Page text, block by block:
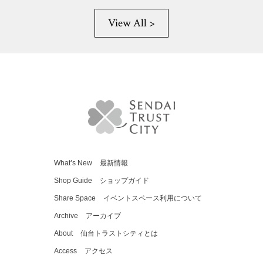
View All >
What’s New 最新情報
Shop Guide ショップガイド
Share Space イベントスペース利用について
Archive アーカイブ
About 仙台トラストシティとは
Access アクセス